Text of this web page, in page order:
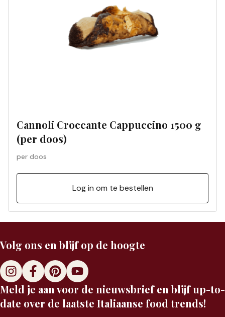
Cannoli Croccante Cappuccino 1500 g
(per doos)
per doos
Log in om te bestellen
Volg ons en blijf op de hoogte
Meld je aan voor de nieuwsbrief en blijf up-to-
date over de laatste Italiaanse food trends!